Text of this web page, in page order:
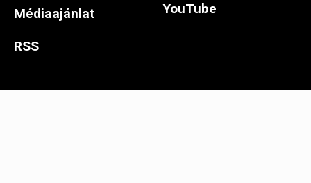
Médiaajánlat
RSS
YouTube